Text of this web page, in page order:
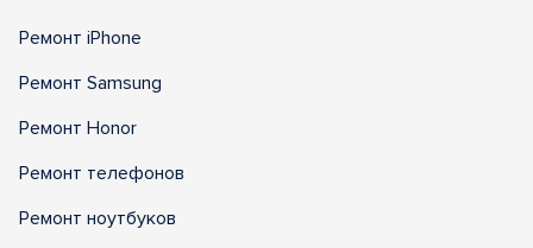
Ремонт iPhone
Ремонт Samsung
Ремонт Honor
Ремонт телефонов
Ремонт ноутбуков